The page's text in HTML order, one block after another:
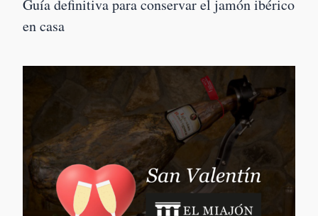
Guía definitiva para conservar el jamón ibérico
en casa